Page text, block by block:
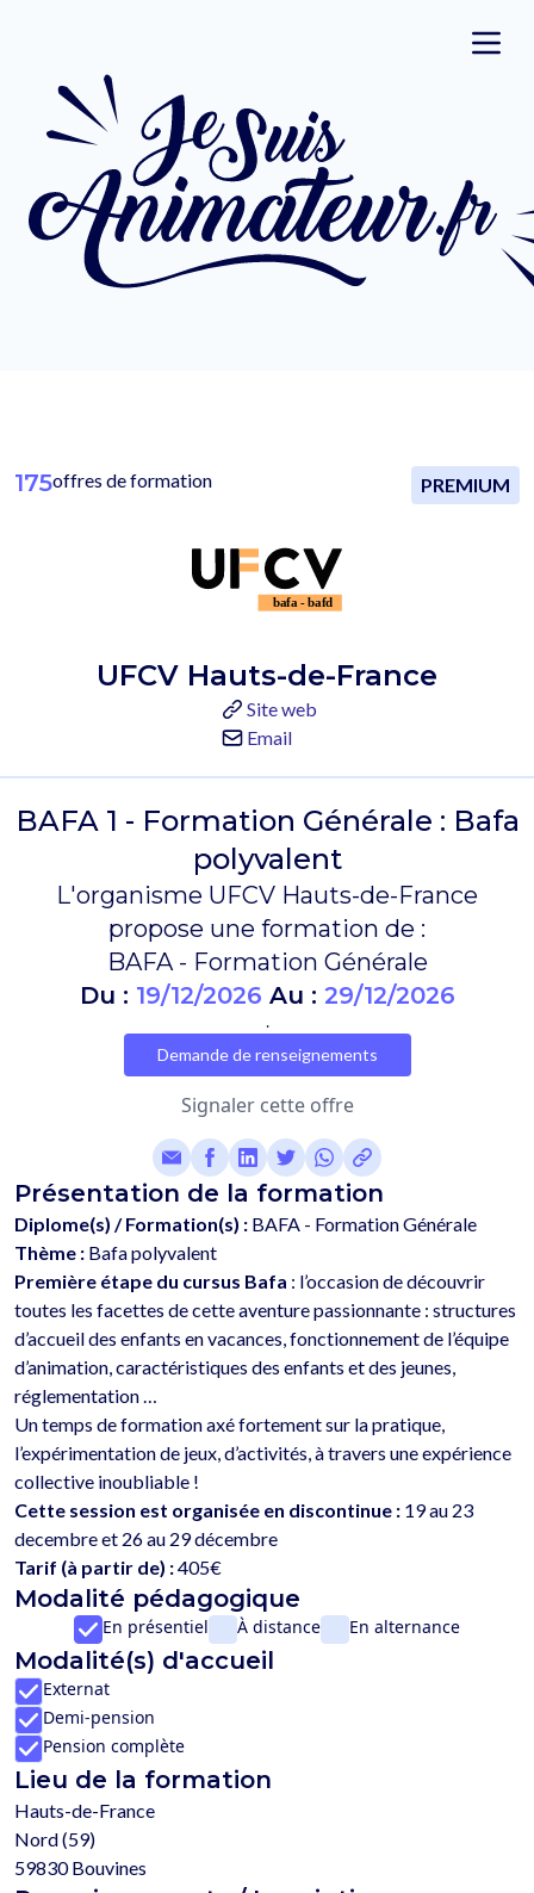
175offres de formation PREMIUM
UFCV Hauts-de-France
Site web
Email
BAFA 1 - Formation Générale : Bafa
polyvalent
L'organisme UFCV Hauts-de-France
propose une formation de :
BAFA - Formation Générale
Du : 19/12/2026 Au : 29/12/2026
.
Demande de renseignements
Signaler cette offre
Présentation de la formation
Diplome(s) / Formation(s) : BAFA - Formation Générale
Thème : Bafa polyvalent
Première étape du cursus Bafa : l’occasion de découvrir
toutes les facettes de cette aventure passionnante : structures
d’accueil des enfants en vacances, fonctionnement de l’équipe
d’animation, caractéristiques des enfants et des jeunes,
réglementation …
Un temps de formation axé fortement sur la pratique,
l’expérimentation de jeux, d’activités, à travers une expérience
collective inoubliable !
Cette session est organisée en discontinue : 19 au 23
Tarif (à partir de) :405€
Modalité pédagogique
En présentiel À distance En alternance
Modalité(s) d'accueil
Externat
Demi-pension
Pension complète
Lieu de la formation
Hauts-de-France
Nord (59)
59830 Bouvines